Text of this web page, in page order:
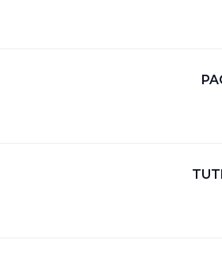
su "Personalizza" l’Utente può
e le terze parti destinatarie
su "Rifiuta" o sulla "X"
la continuazione della
indispensabili per una corretta